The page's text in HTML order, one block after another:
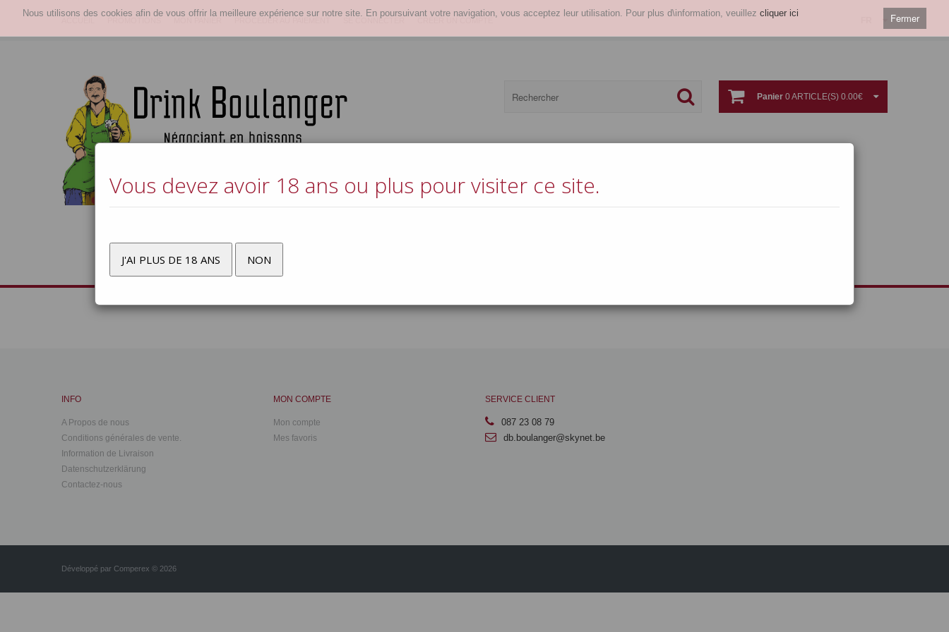
PROCÉDER AU PAIEMENT SE CONNECTER CRÉER UN COMPTE
Panier 0 ARTICLE(S) 0.00€
Vous devez avoir 18 ans ou plus pour visiter ce site.
J'AI PLUS DE 18 ANS NON
INFO
A Propos de nous
Conditions générales de vente.
Information de Livraison
Datenschutzerklärung
Contactez-nous
MON COMPTE
Mon compte
Mes favoris
SERVICE CLIENT
087 23 08 79
db.boulanger@skynet.be
Développé par Comperex © 2026
Fermer
Nous utilisons des cookies afin de vous offrir la meilleure expérience sur notre site. En poursuivant votre navigation, vous acceptez leur utilisation. Pour plus d\information, veuillez cliquer ici